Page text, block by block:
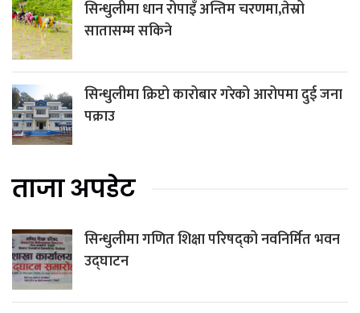
सिन्धुलीमा धान रोपाइँ अन्तिम चरणमा,तेस्रो
सातासम्म सकिने
सिन्धुलीमा क्रिप्टो कारोबार गरेको आरोपमा दुई जना
पक्राउ
ताजा अपडेट
सिन्धुलीमा गणित शिक्षा परिषद्को नवनिर्मित भवन
उद्घाटन